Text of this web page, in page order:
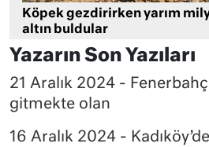
Köpek gezdirirken yarım
altın buldular
Yazarın Son Yazıları
21 Aralık 2024 -
gitmekte olan
16 Aralık 2024 -